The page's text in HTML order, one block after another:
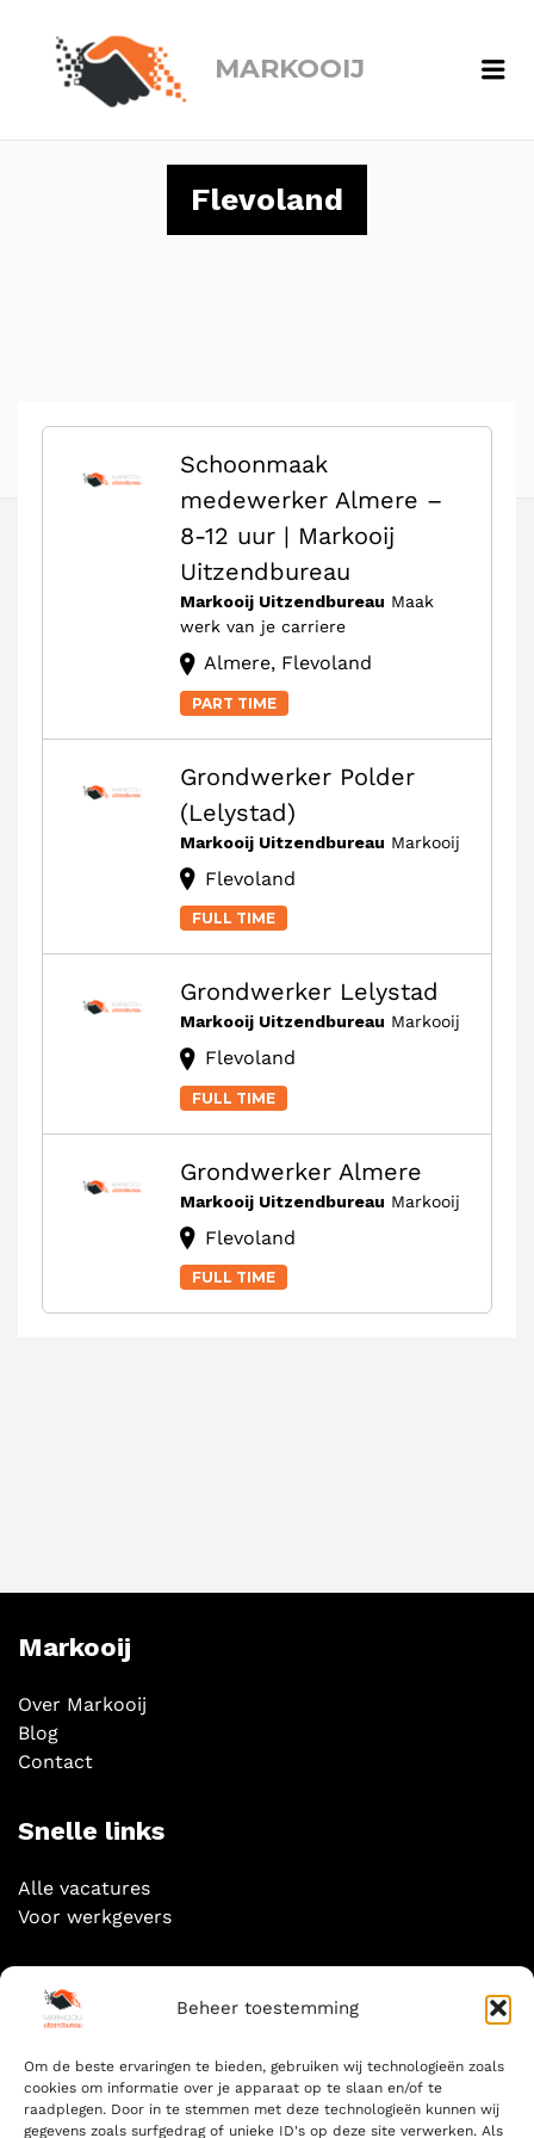
Beheer toestemming
Om de beste ervaringen te bieden, gebruiken wij technologieën zoals
cookies om informatie over je apparaat op te slaan en/of te
raadplegen. Door in te stemmen met deze technologieën kunnen wij
gegevens zoals surfgedrag of unieke ID's op deze site verwerken. Als
MARKOOIJ
Flevoland
Schoonmaak
medewerker Almere –
8-12 uur | Markooij
Uitzendbureau
Markooij Uitzendbureau Maak
werk van je carriere
Almere, Flevoland
PART TIME
Grondwerker Polder
(Lelystad)
Markooij Uitzendbureau Markooij
Flevoland
FULL TIME
Grondwerker Lelystad
Markooij Uitzendbureau Markooij
Flevoland
FULL TIME
Grondwerker Almere
Markooij Uitzendbureau Markooij
Flevoland
FULL TIME
Markooij
Over Markooij
Blog
Contact
Snelle links
Alle vacatures
Voor werkgevers
Socials